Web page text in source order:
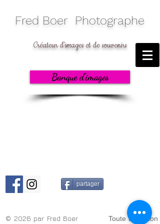
​Fred Boer Photographe
Créateur d'images et de souvenirs
Banque d'images
partager
© 2026 par Fred Boer Toute utilisation